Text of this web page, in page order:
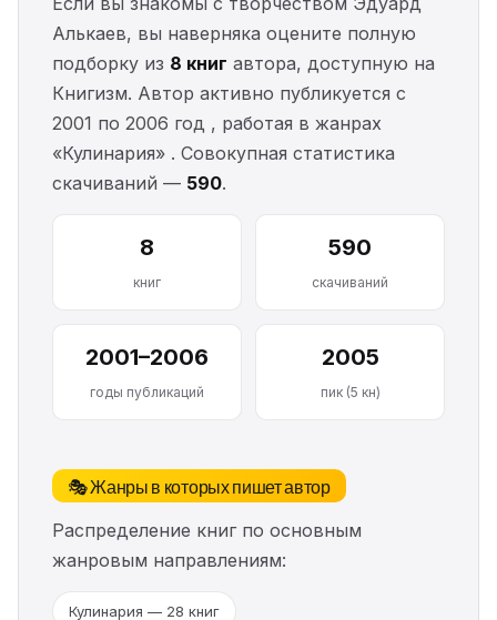
Алькаев, вы наверняка оцените полную
подборку из 8 книг автора, доступную на
Книгизм. Автор активно публикуется с
2001 по 2006 год , работая в жанрах
«Кулинария» . Совокупная статистика
скачиваний — 590.
8
книг
590
скачиваний
2001–2006
годы публикаций
2005
пик (5 кн)
🎭 Жанры в которых пишет автор
Распределение книг по основным
жанровым направлениям:
Кулинария — 28 книг